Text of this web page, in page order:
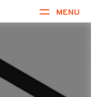
MENU